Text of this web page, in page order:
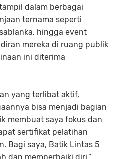
dalam berbagai
ternama seperti
hingga event
mereka di ruang publik
ini diterima
yang terlibat aktif,
bisa menjadi bagian
membuat saya fokus dan
sertifikat pelatihan
Bagi saya, Batik Lintas 5